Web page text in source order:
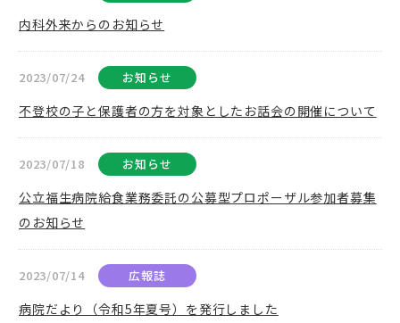
内科外来からのお知らせ
2023/07/24 お知らせ
不登校の子と保護者の方を対象としたお話会の開催について
2023/07/18 お知らせ
公立福生病院給食業務委託の公募型プロポーザル参加者募集
のお知らせ
2023/07/14 広報誌
病院だより（令和5年夏号）を発行しました